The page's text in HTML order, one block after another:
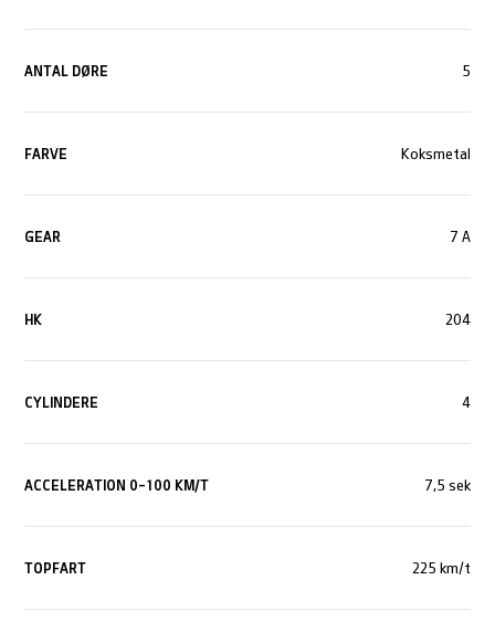
ANTAL DØRE 5
FARVE Koksmetal
GEAR 7 A
HK 204
CYLINDERE 4
ACCELERATION 0-100 KM/T 7,5 sek
TOPFART 225 km/t